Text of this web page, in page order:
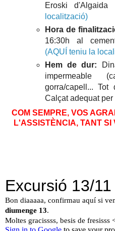
Eroski
localització)
Hora de
16:30h al
(AQUÍ teniu la
Hem de dur:
impermeable
gorra/capell... Tot
Calçat adequat
COM SEMPRE, VOS
L'ASSISTÈNCIA, TANT SI